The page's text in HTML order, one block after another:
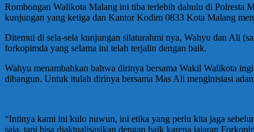
Rombongan Walikota Malang ini tiba terlebih dahulu di Polresta
kunjungan yang ketiga dan Kantor Kodim 0833 Kota Malang
Ditemui di sela-sela kunjungan silaturahmi nya, Wahyu dan Ali
forkopimda yang selama ini telah terjalin dengan baik.
Wahyu menambahkan bahwa dirinya bersama Wakil Walikota
dibangun. Untuk itulah dirinya bersama Mas Ali menginisiasi
“Intinya kami ini kulo nuwun, ini etika yang perlu kita jaga
saja, tapi bisa diaktualisasikan dengan baik karena jajaran